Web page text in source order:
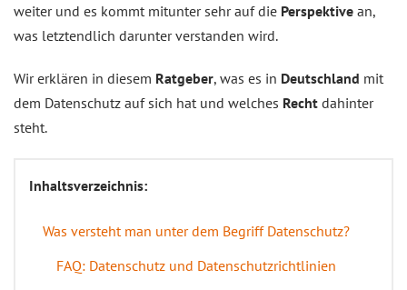
weiter und es kommt mitunter sehr auf die Perspektive an,
was letztendlich darunter verstanden wird.
Wir erklären in diesem Ratgeber, was es in Deutschland mit
dem Datenschutz auf sich hat und welches Recht dahinter
steht.
Inhaltsverzeichnis:
Was versteht man unter dem Begriff Datenschutz?
FAQ: Datenschutz und Datenschutzrichtlinien